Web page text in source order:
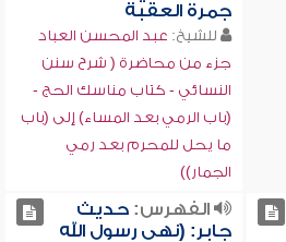
جمرة العقبة
للشيخ: عبد المحسن العباد
جزء من محاضرة ( شرح سنن
النسائي - كتاب مناسك الحج -
(باب الرمي بعد المساء) إلى (باب
ما يحل للمحرم بعد رمي
الجمار))
الفهرس:حديث
جابر: (نهى رسول الله